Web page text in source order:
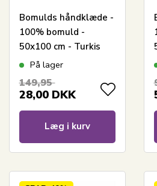
Bomulds håndklæde -
100% bomuld -
50x100 cm - Turkis
På lager
149,95
28,00 DKK
Læg i kurv